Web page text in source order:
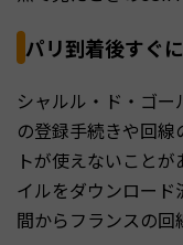
パリ到着後すぐ
シャルル・ド・ゴ
の登録手続きや回
トが使えないこと
イルをダウンロー
間からフランスの回